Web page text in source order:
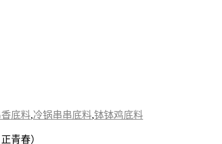
底料,冷锅串串底料,钵钵鸡底料
青春）